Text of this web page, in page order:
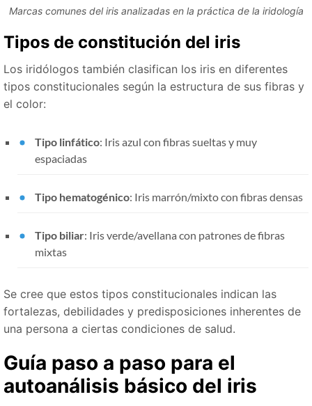
Marcas comunes del iris analizadas en la práctica de la iridología
Tipos de constitución del iris
Los iridólogos también clasifican los iris en diferentes
tipos constitucionales según la estructura de sus fibras y
el color:
Tipo linfático: Iris azul con fibras sueltas y muy
espaciadas
Tipo hematogénico: Iris marrón/mixto con fibras densas
Tipo biliar: Iris verde/avellana con patrones de fibras
mixtas
Se cree que estos tipos constitucionales indican las
fortalezas, debilidades y predisposiciones inherentes de
una persona a ciertas condiciones de salud.
Guía paso a paso para el
autoanálisis básico del iris